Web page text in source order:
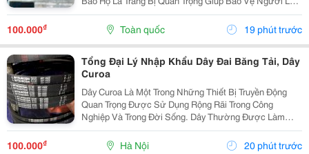
Động Trước Những Nguy Cơ Tiềm Ẩn Trong Môi Trường
Làm Việc. Đối Với Những Công Việc Thường Xuyên...
100.000₫ Toàn quốc 19 phút trước
Tổng Đại Lý Nhập Khẩu Dây Đai Băng Tải, Dây
Curoa
Dây Curoa Là Một Trong Những Thiết Bị Truyền Động
Quan Trọng Được Sử Dụng Rộng Rãi Trong Công
Nghiệp Và Trong Đời Sống. Dây Thường Được Làm
Bằng Cao Su Tổng Hợp Có Nguồn Gốc Từ Dầu Mỏ, Bên
Trong Có Hoặc Không Có Lõi Thép. Dây Curoa Truyền
100.000₫ Hà Nội 20 phút trước